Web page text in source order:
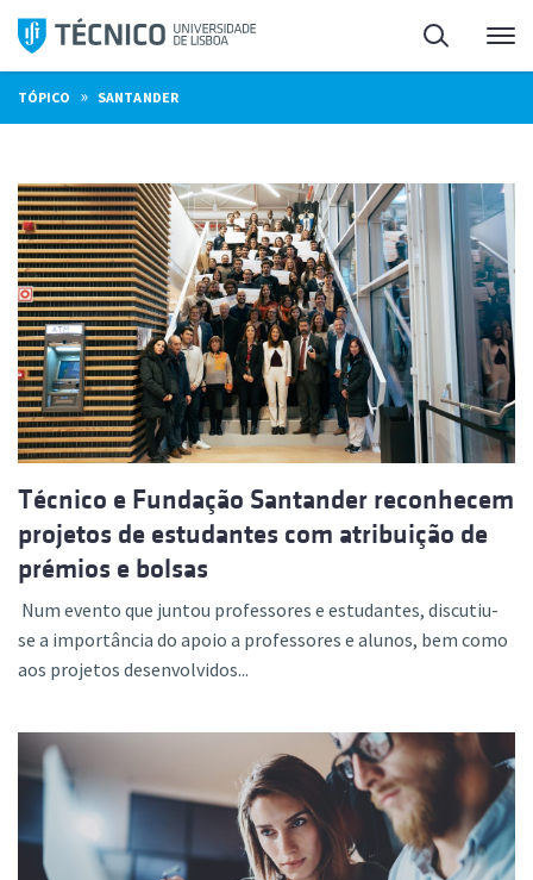
Saltar
para
o
conteúdo
Pesquisa
TÓPICO » SANTANDER
Técnico e Fundação Santander reconhecem
projetos de estudantes com atribuição de
prémios e bolsas
Num evento que juntou professores e estudantes, discutiu-
se a importância do apoio a professores e alunos, bem como
aos projetos desenvolvidos...